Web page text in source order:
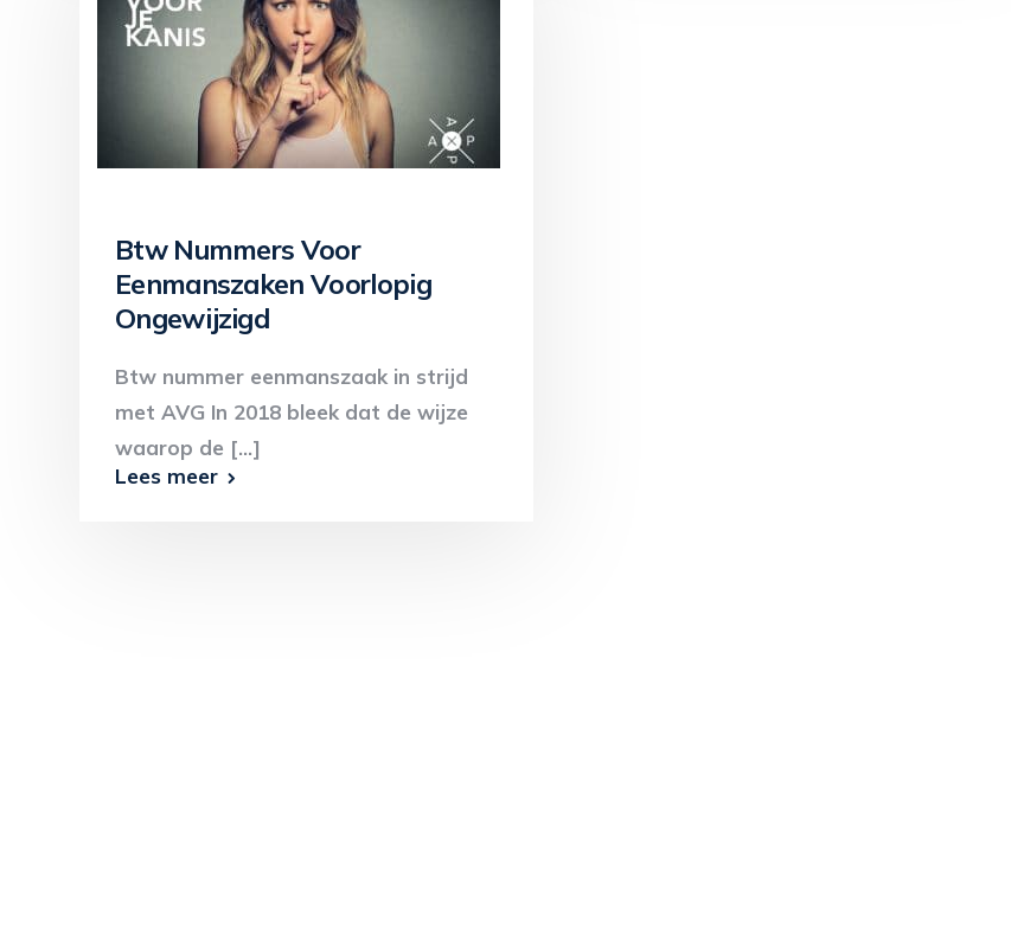
Btw Nummers Voor
Eenmanszaken Voorlopig
Ongewijzigd
Btw nummer eenmanszaak in strijd
met AVG In 2018 bleek dat de wijze
waarop de [...]
Lees meer